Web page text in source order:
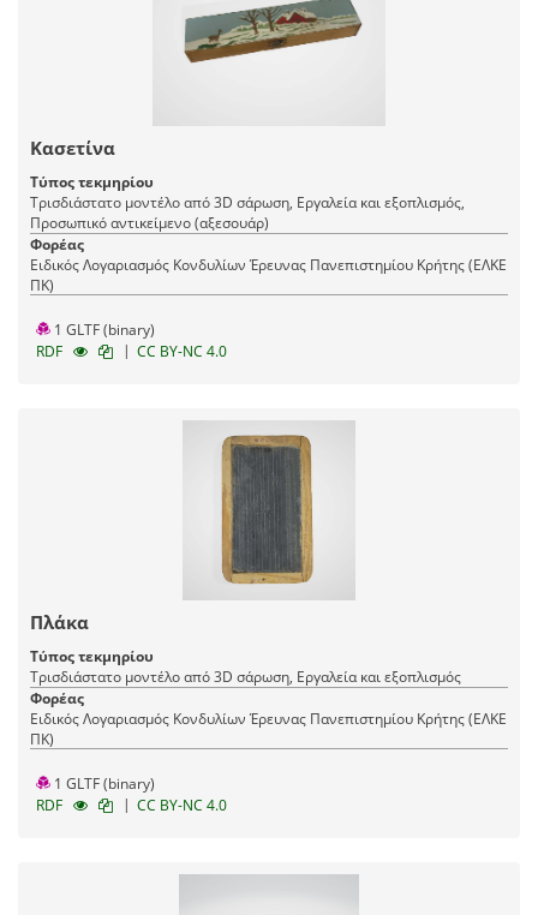
Κασετίνα
Τύπος τεκμηρίου
Τρισδιάστατο μοντέλο από 3D σάρωση, Εργαλεία και εξοπλισμός,
Προσωπικό αντικείμενο (αξεσουάρ)
Φορέας
Ειδικός Λογαριασμός Κονδυλίων Έρευνας Πανεπιστημίου Κρήτης (ΕΛΚΕ
ΠΚ)
1 GLTF (binary)
RDF
| CC BY-NC 4.0
Πλάκα
Τύπος τεκμηρίου
Τρισδιάστατο μοντέλο από 3D σάρωση, Εργαλεία και εξοπλισμός
Φορέας
Ειδικός Λογαριασμός Κονδυλίων Έρευνας Πανεπιστημίου Κρήτης (ΕΛΚΕ
ΠΚ)
1 GLTF (binary)
RDF
| CC BY-NC 4.0